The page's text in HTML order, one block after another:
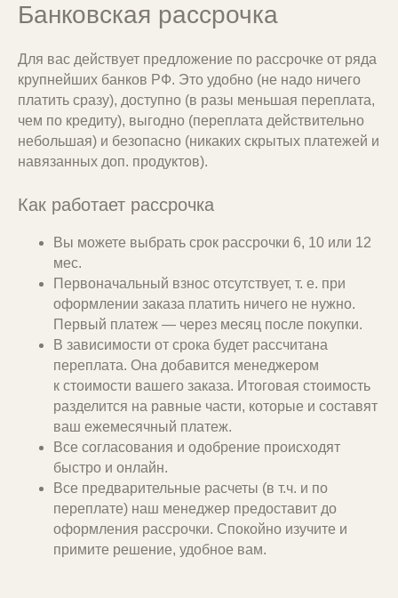
для юридических лиц
заранее или при получении
и подготовим все необходимые
документы для вашей бухгалтерии
Банковская рассрочка
Для вас действует предложение по рассрочке от ряда
крупнейших банков РФ. Это удобно (не надо ничего
платить сразу), доступно (в разы меньшая переплата,
чем по кредиту), выгодно (переплата действительно
небольшая) и безопасно (никаких скрытых платежей и
навязанных доп. продуктов).
Как работает рассрочка
Вы можете выбрать срок рассрочки 6, 10 или 12
мес.
Первоначальный взнос отсутствует, т. е. при
оформлении заказа платить ничего не нужно.
Первый платеж — через месяц после покупки.
В зависимости от срока будет рассчитана
переплата. Она добавится менеджером
к стоимости вашего заказа. Итоговая стоимость
разделится на равные части, которые и составят
ваш ежемесячный платеж.
Все согласования и одобрение происходят
быстро и онлайн.
Все предварительные расчеты (в т.ч. и по
переплате) наш менеджер предоставит до
оформления рассрочки. Спокойно изучите и
примите решение, удобное вам.
Каждая деталь мебели надежно
защищена
Упаковка разработана таким образом,
что все детали имеют индивидуальную
защиту и стяжки, предотвращающие
трение или удары при транспортировке